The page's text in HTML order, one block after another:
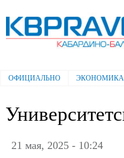
Электронная газета
Балкарская правда"
Главное меню
ОФИЦИАЛЬНО ЭКОНОМИКА
21 мая, 2025 - 10:24